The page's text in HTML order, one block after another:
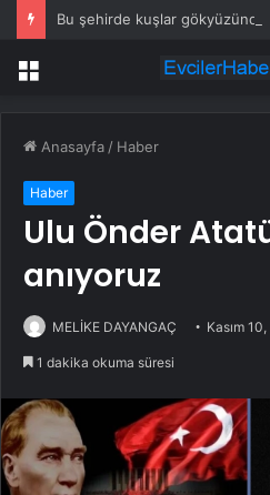
Bu şehirde kuşlar
Menü
Anasayfa / Haber
Haber
Ulu Önder
anıyoruz
MELİKE DAYANGAÇ Kasım
1 dakika okuma süresi